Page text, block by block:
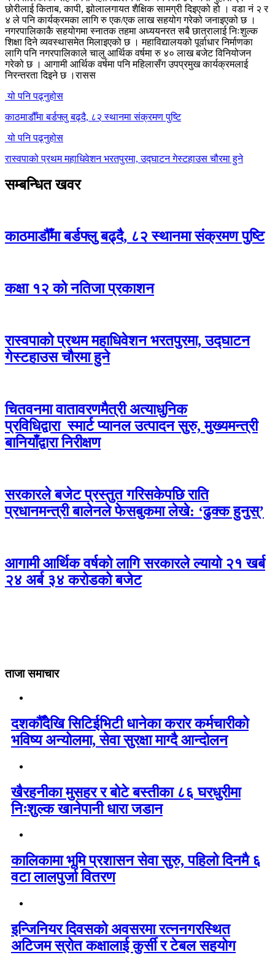
छोरीलाई किताब, कापी, झोलालगायत शैक्षिक सामग्री दिइएको हो । वडा नं २ र
४ ले पनि कार्यक्रमका लागि रु एक/एक लाख सहयोग गरेको जनाइएको छ ।
नगरपालिकाकै सहयोगमा स्नातक तहमा अध्ययनरत सबै छात्रालाई निःशुल्क
शिक्षा दिने व्यवस्थासमेत मिलाइएको छ । महाविद्यालयको पूर्वाधार निर्माणका
लागि पनि नगरपालिकाले चालु आर्थिक वर्षमा रु ४० लाख बजेट विनियोजन
गरेको छ । आगामी आर्थिक वर्षमा पनि महिलासँग उपप्रमुख कार्यक्रमलाई
निरन्तरता दिइने छ ।रासस
यो पनि पढ्नुहोस
काठमाडौँमा बर्डफ्लु बढ्दै, ८२ स्थानमा संक्रमण पुष्टि
यो पनि पढ्नुहोस
रास्वपाको प्रथम महाधिवेशन भरतपुरमा, उद्घाटन गेस्टहाउस चौरमा हुने
सम्बन्धित खवर
काठमाडौँमा बर्डफ्लु बढ्दै, ८२ स्थानमा संक्रमण पुष्टि
कक्षा १२ को नतिजा प्रकाशन
रास्वपाको प्रथम महाधिवेशन भरतपुरमा, उद्घाटन
गेस्टहाउस चौरमा हुने
चितवनमा वातावरणमैत्री अत्याधुनिक
प्रविधिद्वारा स्मार्ट प्यानल उत्पादन सुरु, मुख्यमन्त्री
बानियाँद्वारा निरीक्षण
सरकारले बजेट प्रस्तुत गरिसकेपछि राति
प्रधानमन्त्री बालेनले फेसबुकमा लेखे: ‘ढुक्क हुनुस्’
आगामी आर्थिक वर्षको लागि सरकारले ल्यायो २१ खर्ब
२४ अर्ब ३४ करोडको बजेट
ताजा समाचार
दशकौँदेखि सिटिईभिटी धानेका करार कर्मचारीको
भविष्य अन्योलमा, सेवा सुरक्षा माग्दै आन्दोलन
खैरहनीका मुसहर र बोटे बस्तीका ८६ घरधुरीमा
निःशुल्क खानेपानी धारा जडान
कालिकामा भूमि प्रशासन सेवा सुरु, पहिलो दिनमै ६
वटा लालपुर्जा वितरण
इन्जिनियर दिवसको अवसरमा रत्ननगरस्थित
अटिजम स्रोत कक्षालाई कुर्सी र टेबल सहयोग